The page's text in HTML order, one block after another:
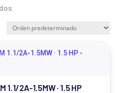
2A-1.5MW · 1.5 HP